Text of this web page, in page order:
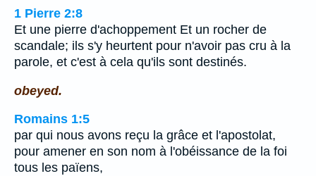
1 Pierre 2:8
Et une pierre d'achoppement Et un rocher de
scandale; ils s'y heurtent pour n'avoir pas cru à la
parole, et c'est à cela qu'ils sont destinés.
obeyed.
Romains 1:5
par qui nous avons reçu la grâce et l'apostolat,
pour amener en son nom à l'obéissance de la foi
tous les païens,